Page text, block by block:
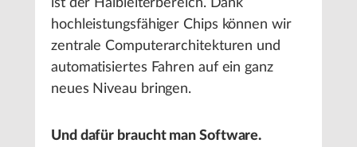
ist der Halbleiterbereich. Dank
hochleistungsfähiger Chips können wir
zentrale Computerarchitekturen und
automatisiertes Fahren auf ein ganz
neues Niveau bringen.
Und dafür braucht man Software.